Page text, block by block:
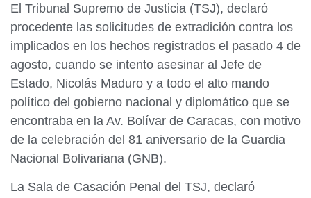
El Tribunal Supremo de Justicia (TSJ), declaró
procedente las solicitudes de extradición contra los
implicados en los hechos registrados el pasado 4 de
agosto, cuando se intento asesinar al Jefe de
Estado, Nicolás Maduro y a todo el alto mando
político del gobierno nacional y diplomático que se
encontraba en la Av. Bolívar de Caracas, con motivo
de la celebración del 81 aniversario de la Guardia
Nacional Bolivariana (GNB).
La Sala de Casación Penal del TSJ, declaró